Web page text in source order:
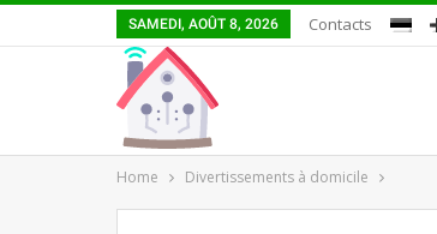
SAMEDI, AOÛT 8, 2026 Contacts
Home Divertissements à domicile